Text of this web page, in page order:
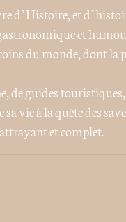
d’Histoire, et
et
du monde, dont la
guides touristiques,
vie à la quête des
et complet.